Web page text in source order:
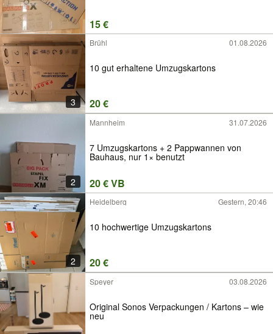
15 €
3
Brühl 01.08.2026
10 gut erhaltene Umzugskartons
20 €
2
Mannheim 31.07.2026
7 Umzugskartons + 2 Pappwannen von
Bauhaus, nur 1× benutzt
20 € VB
2
Heidelberg Gestern, 20:46
10 hochwertige Umzugskartons
20 €
Speyer 03.08.2026
Original Sonos Verpackungen / Kartons – wie
neu